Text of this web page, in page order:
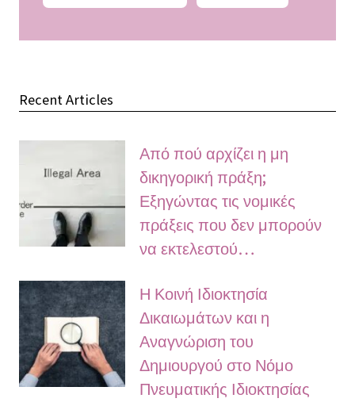
Recent Articles
Από πού αρχίζει η μη
δικηγορική πράξη;
Εξηγώντας τις νομικές
πράξεις που δεν μπορούν
να εκτελεστού…
Η Κοινή Ιδιοκτησία
Δικαιωμάτων και η
Αναγνώριση του
Δημιουργού στο Νόμο
Πνευματικής Ιδιοκτησίας